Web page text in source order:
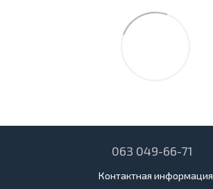
063 049-66-71
Контактная информация